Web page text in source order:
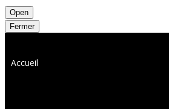
Open
Fermer
Accueil